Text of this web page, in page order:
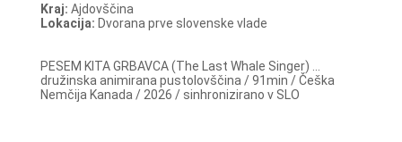
Kraj: Ajdovščina
Lokacija: Dvorana prve slovenske vlade
PESEM KITA GRBAVCA (The Last Whale Singer) ...
družinska animirana pustolovščina / 91min / Češka
Nemčija Kanada / 2026 / sinhronizirano v SLO